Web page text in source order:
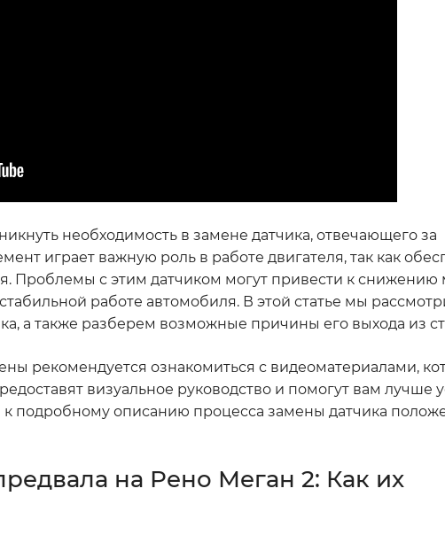
необходимость в замене датчика, отвечающего за
играет важную роль в работе двигателя, так как
Проблемы с этим датчиком могут привести к
работе автомобиля. В этой статье мы
а также разберем возможные причины его выхода из
рекомендуется ознакомиться с видеоматериалами,
визуальное руководство и помогут вам лучше
подробному описанию процесса замены датчика
на Рено Меган 2: Как их